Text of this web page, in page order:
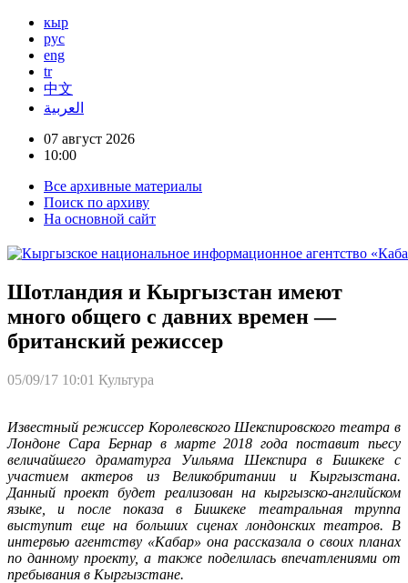
кыр
рус
eng
tr
中文
العربية
07 август 2026
10:00
Все архивные материалы
Поиск по архиву
На основной сайт
Шотландия и Кыргызстан имеют
много общего с давних времен —
британский режиссер
05/09/17 10:01 Культура
Известный режиссер Королевского Шекспировского театра в
Лондоне Сара Бернар в марте 2018 года поставит пьесу
величайшего драматурга Уильяма Шекспира в Бишкеке с
участием актеров из Великобритании и Кыргызстана.
Данный проект будет реализован на кыргызско-английском
языке, и после показа в Бишкеке театральная труппа
выступит еще на больших сценах лондонских театров. В
интервью агентству «Кабар» она рассказала о своих планах
по данному проекту, а также поделилась впечатлениями от
пребывания в Кыргызстане.